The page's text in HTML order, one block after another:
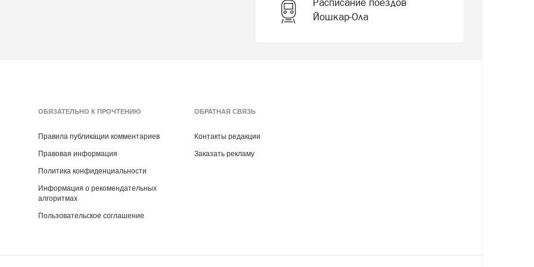
Расписание поездов
Йошкар-Ола
ОБЯЗАТЕЛЬНО К ПРОЧТЕНИЮ
Правила публикации комментариев
Правовая информация
Политика конфиденциальности
Информация о рекомендательных
алгоритмах
Пользовательское соглашение
ОБРАТНАЯ СВЯЗЬ
Контакты редакции
Заказать рекламу